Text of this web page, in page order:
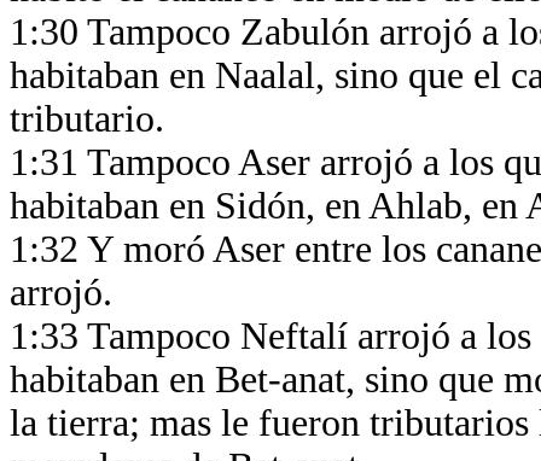
1:30 Tampoco Zabulón arrojó a
habitaban en Naalal, sino que el
tributario.
1:31 Tampoco Aser arrojó a los
habitaban en Sidón, en Ahlab,
1:32 Y moró Aser entre los
arrojó.
1:33 Tampoco Neftalí arrojó a los
habitaban en Bet-anat, sino que
la tierra; mas le fueron tributarios